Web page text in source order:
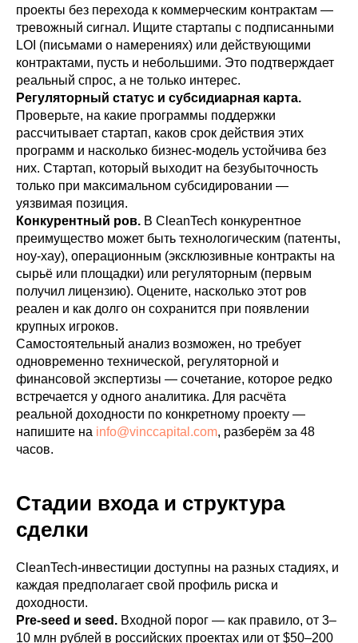
проекты без перехода к коммерческим контрактам —
тревожный сигнал. Ищите стартапы с подписанными
LOI (письмами о намерениях) или действующими
контрактами, пусть и небольшими. Это подтверждает
реальный спрос, а не только интерес.
Регуляторный статус и субсидиарная карта.
Проверьте, на какие программы поддержки
рассчитывает стартап, каков срок действия этих
программ и насколько бизнес-модель устойчива без
них. Стартап, который выходит на безубыточность
только при максимальном субсидировании —
уязвимая позиция.
Конкурентный ров. В CleanTech конкурентное
преимущество может быть технологическим (патенты,
ноу-хау), операционным (эксклюзивные контракты на
сырьё или площадки) или регуляторным (первым
получил лицензию). Оцените, насколько этот ров
реален и как долго он сохранится при появлении
крупных игроков.
Самостоятельный анализ возможен, но требует
одновременно технической, регуляторной и
финансовой экспертизы — сочетание, которое редко
встречается у одного аналитика. Для расчёта
реальной доходности по конкретному проекту —
напишите на info@vinccapital.com, разберём за 48
часов.
Стадии входа и структура
сделки
CleanTech-инвестиции доступны на разных стадиях, и
каждая предполагает свой профиль риска и
доходности.
Pre-seed и seed. Входной порог — как правило, от 3–
10 млн рублей в российских проектах или от $50–200